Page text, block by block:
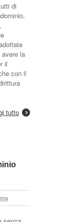
di
avere la
il
con il
tutto